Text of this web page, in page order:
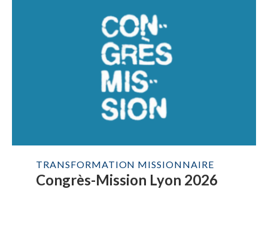
TRANSFORMATION MISSIONNAIRE
Congrès-Mission Lyon 2026